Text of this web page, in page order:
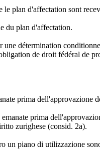
le plan d'affectation sont
du plan d'affectation.
une détermination
de droit fédéral de
prima dell'approvazione
prima
zurighese (consid. 2a).
un piano di utilizzazione